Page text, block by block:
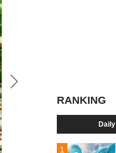
RANKING
Daily